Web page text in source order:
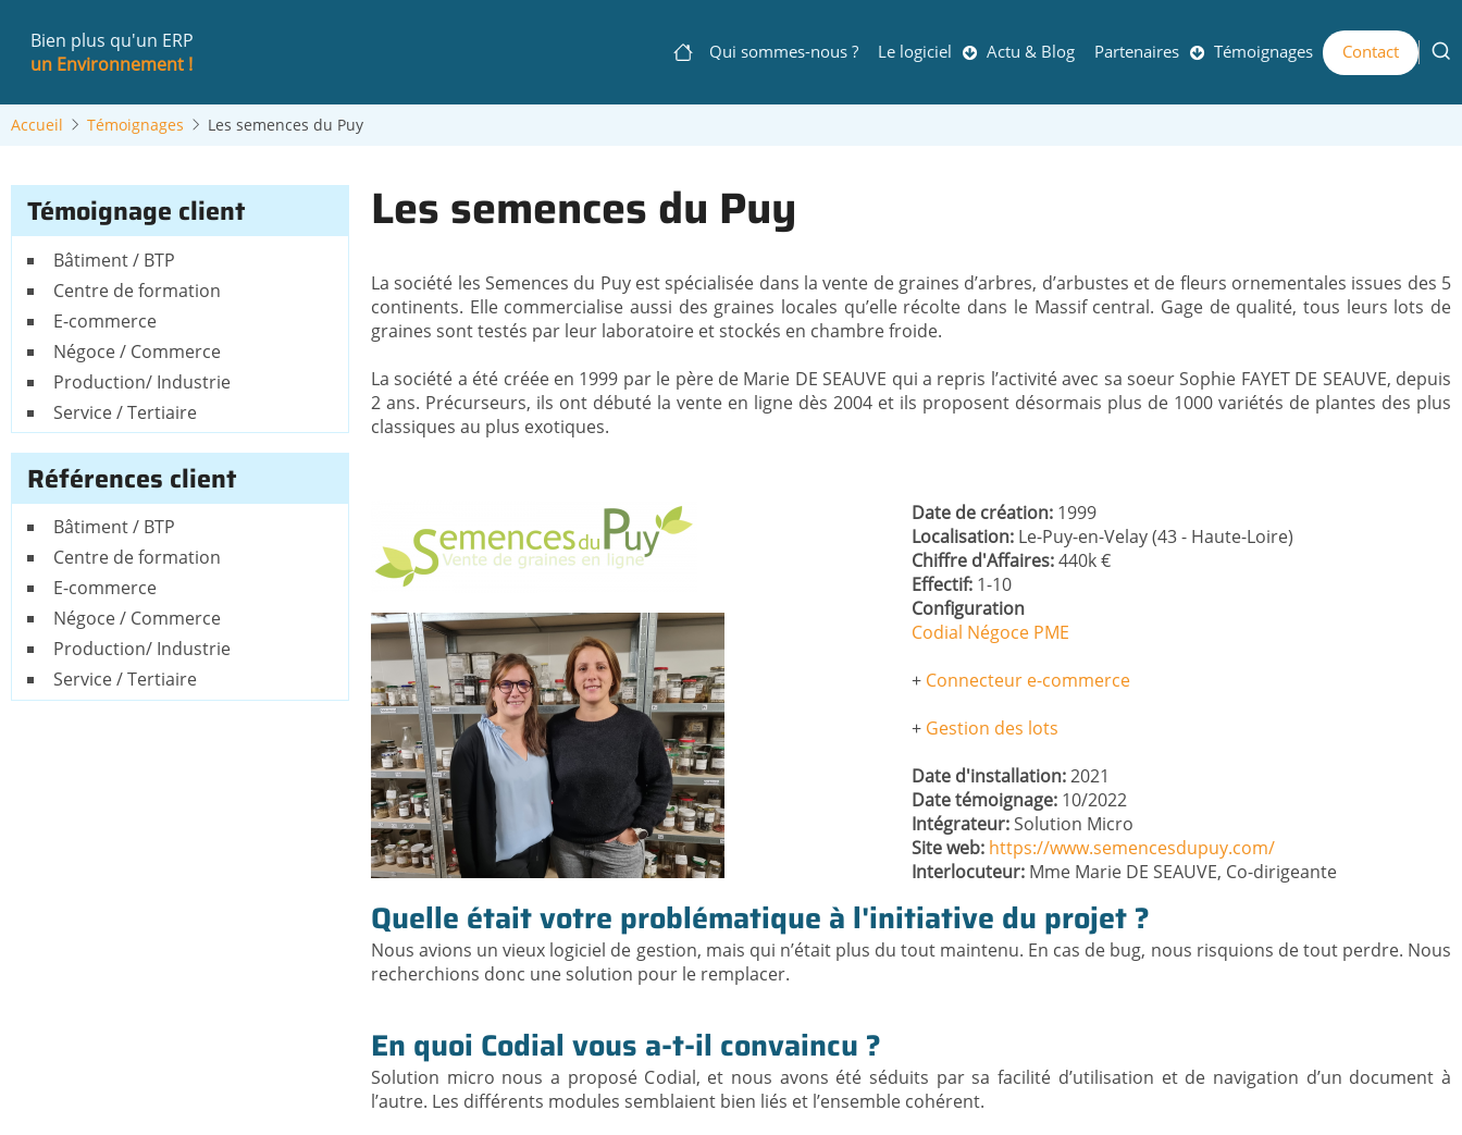
contenu
Bien plus qu'un ERP
un Environnement !
Navigation
Qui sommes-nous ? Le logiciel Actu & Blog Partenaires Témoignages Contact
Accueil Témoignages Les semences du Puy
Les semences du Puy
La société les Semences du Puy est spécialisée dans la vente de graines d’arbres, d’arbustes et de fleurs ornementales issues des 5
continents. Elle commercialise aussi des graines locales qu’elle récolte dans le Massif central. Gage de qualité, tous leurs lots de
graines sont testés par leur laboratoire et stockés en chambre froide.
La société a été créée en 1999 par le père de Marie DE SEAUVE qui a repris l’activité avec sa soeur Sophie FAYET DE SEAUVE, depuis
2 ans. Précurseurs, ils ont débuté la vente en ligne dès 2004 et ils proposent désormais plus de 1000 variétés de plantes des plus
classiques au plus exotiques.
Date de création 1999
Localisation Le-Puy-en-Velay (43 - Haute-Loire)
Chiffre d'Affaires 440k €
Effectif 1-10
Configuration
Codial Négoce PME
+ Connecteur e-commerce
+ Gestion des lots
Date d'installation 2021
Date témoignage 10/2022
Intégrateur Solution Micro
Site web https://www.semencesdupuy.com/
Interlocuteur Mme Marie DE SEAUVE, Co-dirigeante
Quelle était votre problématique à l'initiative du projet ?
Nous avions un vieux logiciel de gestion, mais qui n’était plus du tout maintenu. En cas de bug, nous risquions de tout perdre. Nous
recherchions donc une solution pour le remplacer.
En quoi Codial vous a-t-il convaincu ?
Solution micro nous a proposé Codial, et nous avons été séduits par sa facilité d’utilisation et de navigation d’un document à
l’autre. Les différents modules semblaient bien liés et l’ensemble cohérent.
Témoignage client
Bâtiment / BTP
Centre de formation
E-commerce
Négoce / Commerce
Production/ Industrie
Service / Tertiaire
Références client
Bâtiment / BTP
Centre de formation
E-commerce
Négoce / Commerce
Production/ Industrie
Service / Tertiaire